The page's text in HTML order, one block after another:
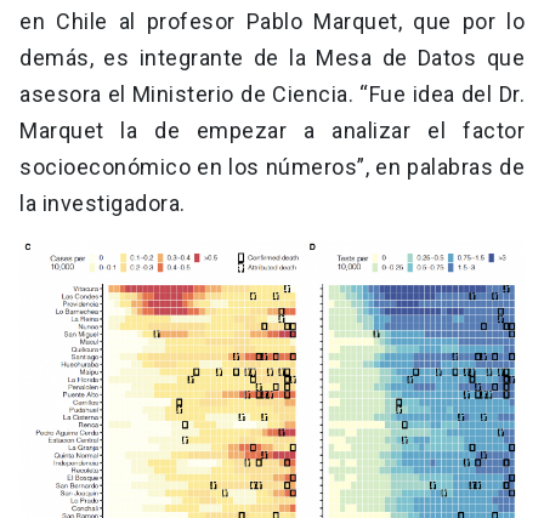
en Chile al profesor Pablo Marquet, que por lo
demás, es integrante de la Mesa de Datos que
asesora el Ministerio de Ciencia. “Fue idea del Dr.
Marquet la de empezar a analizar el factor
socioeconómico en los números”, en palabras de
la investigadora.